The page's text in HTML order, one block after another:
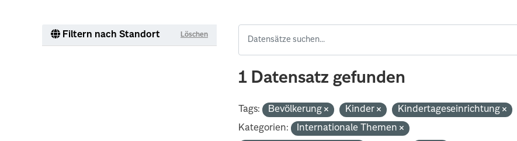
Filtern nach Standort Löschen
1 Datensatz gefunden
Tags: Bevölkerung Kinder
Kindertageseinrichtung
Kategorien:
Internationale Themen